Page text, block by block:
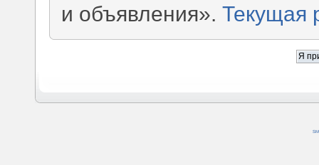
и объявления».Текущая